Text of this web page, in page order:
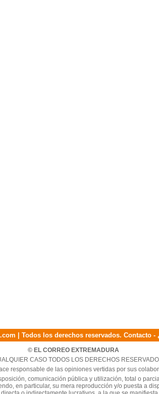
| Todos los derechos reservados. Contacto-
© EL CORREO EXTREMADURA
CASO TODOS LOS DERECHOS
responsable de las opiniones vertidas por sus
comunicación pública y utilización, total o
en particular, su mera reproducción y/o puesta a